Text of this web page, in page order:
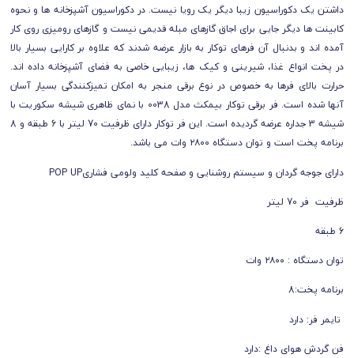
داشتن یک دکوراسیون زیبا دیگر یک رویا نیست. در دکوراسیون آشپزخانه ها و نحوه
کابینت ها دیگر جایی برای اجاق گازهای مبله قدیمی نیست و گازهای رومیزی روی کار
آمده اند و بدنبال آن فرهای توکار به بازار عرضه شدند که علاوه بر کارایی بسیار بالا
در پخت انواع غذا، شیرینی و کیک ها، زیبایی خاصی به فضای آشپزخانه داده اند.
حرارت بالای فرها به خصوص در نوع برقی منجر به امکان تمیزکنندگی بسیار آسان
آنها شده است. فر برقی توکار بیمکث مدل 0038 با نمای ظاهری شیشه سکوریت با
شیشه 3 جداره عرضه گردیده است. این فر توکار دارای ظرفیت 70 لیتر با 6 طبقه و 8
برنامه پخت است و توان دستگاه ۲۸۰۰ وات می باشد.
دارای جوجه گردان و سیستم روشنایی و صفحه کلید ولومی فشاریPOP UP
ظرفیت فر 70 لیتر
6 طبقه
توان دستگاه : ۲۸۰۰ وات
برنامه پخت:8
تایمر فر: دارد
فن گردش هوای داغ :دارد